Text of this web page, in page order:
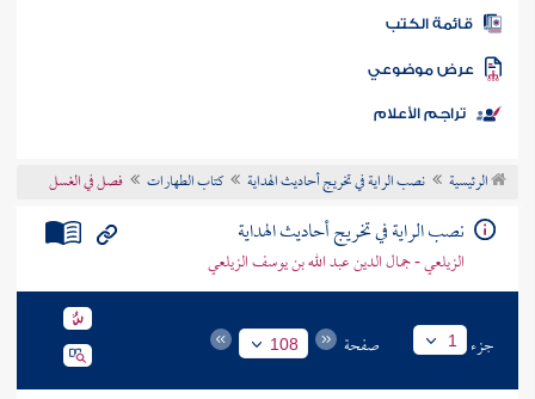
المكتبة
الكتب
موضوعي
تراجم الأعلام
الرئيسية نصب الراية في تخريج أحاديث الهداية كتاب الطهارات فصل في الغسل
نصب الراية في تخريج أحاديث الهداية
الزيلعي - جمال الدين عبد الله بن يوسف الزيلعي
جزء 1 صفحة 108